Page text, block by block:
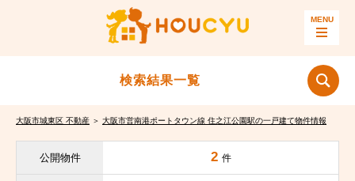
検索結果一覧
大阪市城東区 不動産 ＞ 大阪市営南港ポートタウン線 住之江公園駅の一戸建て物件情報
公開物件 2 件